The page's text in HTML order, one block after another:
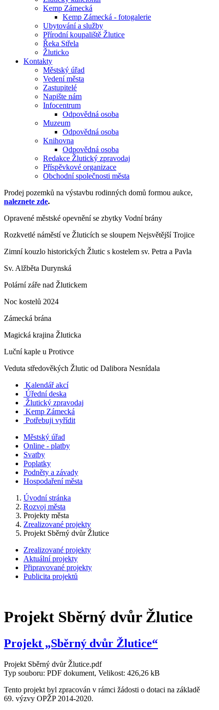
Kemp Zámecká
Kemp Zámecká - fotogalerie
Ubytování a služby
Přírodní koupaliště Žlutice
Řeka Střela
Žluticko
Kontakty
Městský úřad
Vedení města
Zastupitelé
Napište nám
Infocentrum
Odpovědná osoba
Muzeum
Odpovědná osoba
Knihovna
Odpovědná osoba
Redakce Žlutický zpravodaj
Příspěvkové organizace
Obchodní společnosti města
Prodej pozemků na výstavbu rodinných domů formou aukce,
naleznete zde.
Opravené městské opevnění se zbytky Vodní brány
Rozkvetlé náměstí ve Žluticích se sloupem Nejsvětější Trojice
Zimní kouzlo historických Žlutic s kostelem sv. Petra a Pavla
Sv. Alžběta Durynská
Polární záře nad Žlutickem
Noc kostelů 2024
Zámecká brána
Magická krajina Žluticka
Luční kaple u Protivce
Veduta středověkých Žlutic od Dalibora Nesnídala
Kalendář akcí
Úřední deska
Žlutický zpravodaj
Kemp Zámecká
Potřebuji vyřídit
Městský úřad
Online - platby
Svatby
Poplatky
Podněty a závady
Hospodaření města
Úvodní stránka
Rozvoj města
Projekty města
Zrealizované projekty
Projekt Sběrný dvůr Žlutice
Zrealizované projekty
Aktuální projekty
Připravované projekty
Publicita projektů
Projekt Sběrný dvůr Žlutice
Projekt „Sběrný dvůr Žlutice“
Projekt Sběrný dvůr Žlutice.pdf
Typ souboru: PDF dokument, Velikost: 426,26 kB
Tento projekt byl zpracován v rámci žádosti o dotaci na základě
69. výzvy OPŽP 2014-2020.